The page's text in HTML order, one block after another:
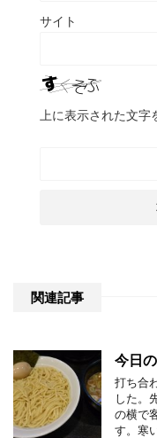
サイト
上に表示された文字
関連記事
今日
打ち合
した。
の横で
す。寒